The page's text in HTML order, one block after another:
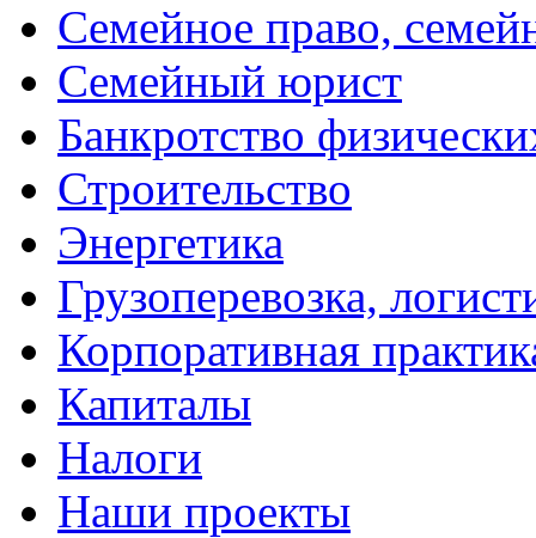
Семейное право,
Семейный юрист
Банкротство
Строительство
Энергетика
Грузоперевозка,
Корпоративная
Капиталы
Налоги
Наши проекты